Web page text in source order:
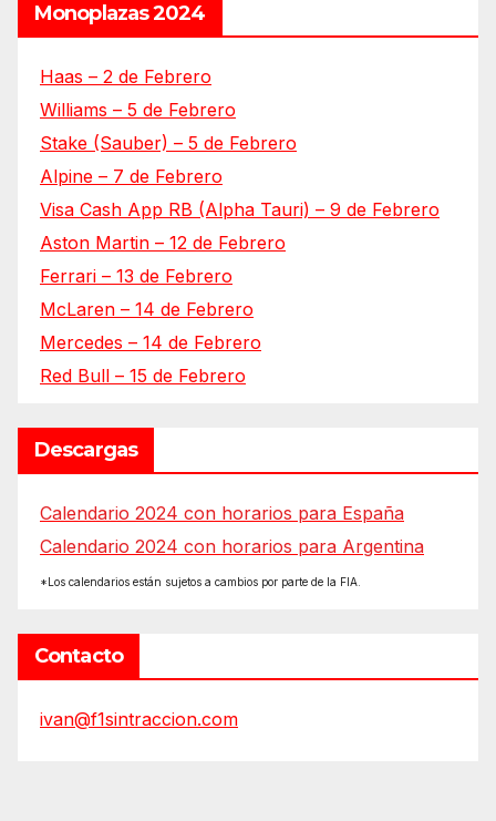
Monoplazas 2024
Haas – 2 de Febrero
Williams – 5 de Febrero
Stake (Sauber) – 5 de Febrero
Alpine – 7 de Febrero
Visa Cash App RB (Alpha Tauri) – 9 de Febrero
Aston Martin – 12 de Febrero
Ferrari – 13 de Febrero
McLaren – 14 de Febrero
Mercedes – 14 de Febrero
Red Bull – 15 de Febrero
Descargas
Calendario 2024 con horarios para España
Calendario 2024 con horarios para Argentina
*Los calendarios están sujetos a cambios por parte de la FIA.
Contacto
ivan@f1sintraccion.com